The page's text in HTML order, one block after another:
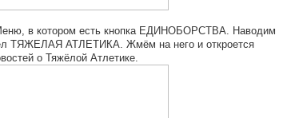
в котором есть кнопка ЕДИНОБОРСТВА. Наводим
ТЯЖЕЛАЯ АТЛЕТИКА. Жмём на него и откроется
о Тяжёлой Атлетике.